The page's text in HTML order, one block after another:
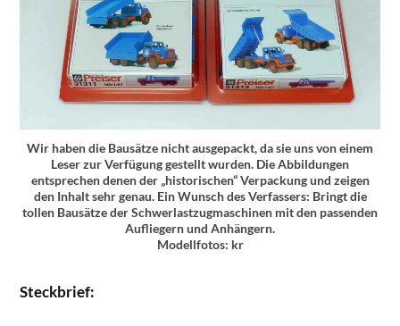
Wir haben die Bausätze nicht ausgepackt, da sie uns von einem
Leser zur Verfügung gestellt wurden. Die Abbildungen
entsprechen denen der „historischen“ Verpackung und zeigen
den Inhalt sehr genau. Ein Wunsch des Verfassers: Bringt die
tollen Bausätze der Schwerlastzugmaschinen mit den passenden
Aufliegern und Anhängern.
Modellfotos: kr
Steckbrief: